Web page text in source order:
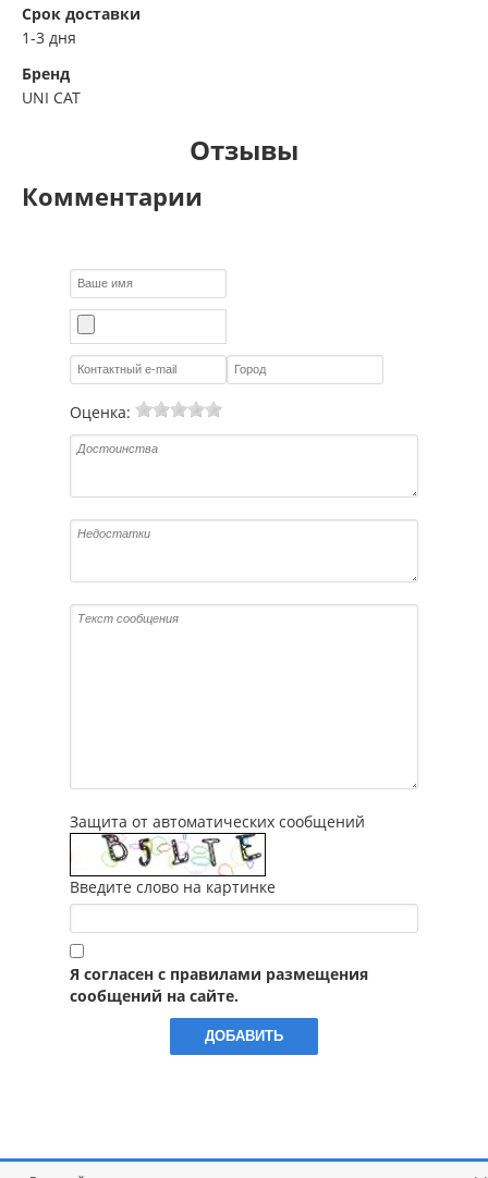
Срок доставки
1-3 дня
Бренд
UNI CAT
Отзывы
Комментарии
Оценка:
Защита от автоматических сообщений
Введите слово на картинке
Я согласен с правилами размещения
сообщений на сайте.